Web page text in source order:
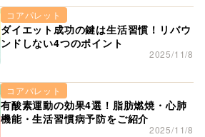
コアパレット
ダイエット成功の鍵は生活習慣！リバウ
ンドしない4つのポイント
2025/11/8
コアパレット
有酸素運動の効果4選！脂肪燃焼・心肺
機能・生活習慣病予防をご紹介
2025/11/8